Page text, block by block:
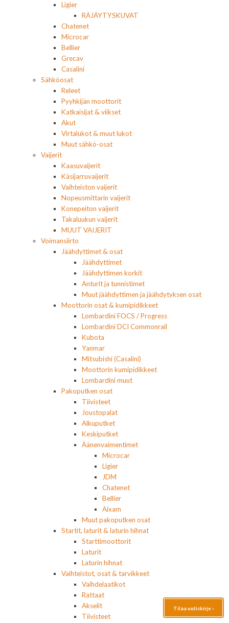
Ligier
RÄJÄYTYSKUVAT
Chatenet
Microcar
Bellier
Grecav
Casalini
Sähköosat
Releet
Pyyhkijän moottorit
Katkaisijat & viikset
Akut
Virtalukot & muut lukot
Muut sähkö-osat
Vaijerit
Kaasuvaijerit
Käsijarruvaijerit
Vaihteiston vaijerit
Nopeusmittarin vaijerit
Konepeiton vaijerit
Takaluukun vaijerit
MUUT VAIJERIT
Voimansiirto
Jäähdyttimet & osat
Jäähdyttimet
Jäähdyttimen korkit
Anturit ja tunnistimet
Muut jäähdyttimen ja jäähdytyksen osat
Moottorin osat & kumipidikkeet
Lombardini FOCS / Progress
Lombardini DCI Commonrail
Kubota
Yanmar
Mitsubishi (Casalini)
Moottorin kumipidikkeet
Lombardini muut
Pakoputken osat
Tiivisteet
Joustopalat
Alkuputket
Keskiputket
Äänenvaimentimet
Microcar
Ligier
JDM
Chatenet
Bellier
Aixam
Muut pakoputken osat
Startit, laturit & laturin hihnat
Starttimoottorit
Laturit
Laturin hihnat
Vaihteistot, osat & tarvikkeet
Vaihdelaatikot
Rattaat
Akselit
Tiivisteet
Tilaa uutiskirje ›